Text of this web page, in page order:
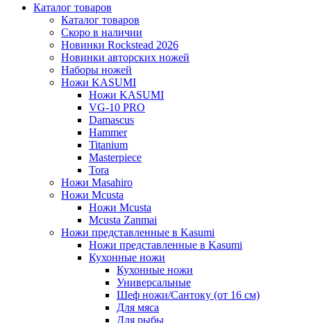
Каталог товаров
Каталог товаров
Скоро в наличии
Новинки Rockstead 2026
Новинки авторских ножей
Наборы ножей
Ножи KASUMI
Ножи KASUMI
VG-10 PRO
Damascus
Hammer
Titanium
Masterpiece
Tora
Ножи Masahiro
Ножи Mcusta
Ножи Mcusta
Mcusta Zanmai
Ножи представленные в Kasumi
Ножи представленные в Kasumi
Кухонные ножи
Кухонные ножи
Универсальные
Шеф ножи/Сантоку (от 16 см)
Для мяса
Для рыбы